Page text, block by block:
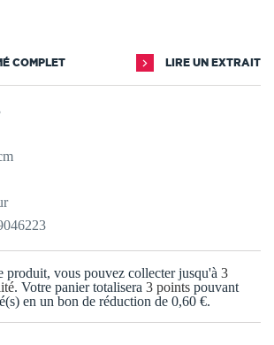
COMPLET LIRE UN EXTRAIT
produit, vous pouvez collecter jusqu'à 3
. Votre panier totalisera 3 points pouvant
en un bon de réduction de 0,60 €.